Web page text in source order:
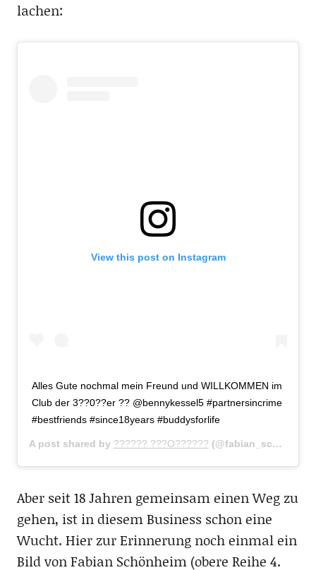
lachen:
View this post on Instagram
Alles Gute nochmal mein Freund und WILLKOMMEN im
Club der 3??0??er ?? @bennykessel5 #partnersincrime
#bestfriends #since18years #buddysforlife
A post shared by ?????? ???O?????? (@fabian_schoenheim34) on
Aber seit 18 Jahren gemeinsam einen Weg zu
gehen, ist in diesem Business schon eine
Wucht. Hier zur Erinnerung noch einmal ein
Bild von Fabian Schönheim (obere Reihe 4.